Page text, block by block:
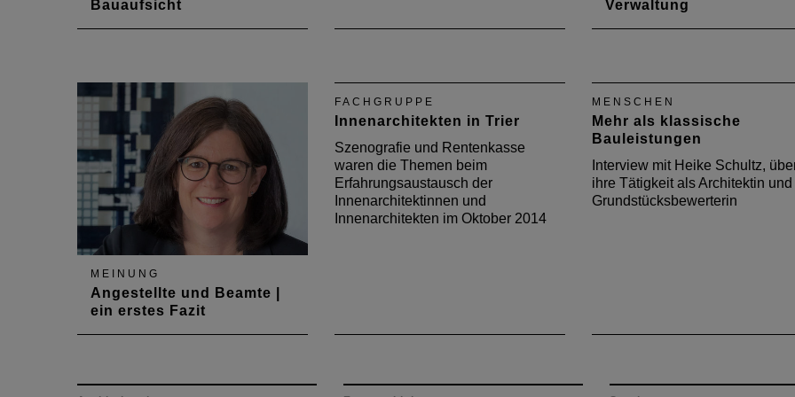
Bauaufsicht
über die Vorteile einer
Beschäftigung im öffentlichen
Dienst.
Verwaltung
MEINUNG
Angestellte und Beamte |
ein erstes Fazit
2015 zieht Vorstandsmitglied
FACHGRUPPE
Innenarchitekten in Trier
Szenografie und Rentenkasse
waren die Themen beim
Erfahrungsaustausch der
Innenarchitektinnen und
Innenarchitekten im Oktober 2014
MENSCHEN
Mehr als klassische
Bauleistungen
Interview mit Heike Schultz,
ihre Tätigkeit als Architektin und
Grundstücksbewerterin